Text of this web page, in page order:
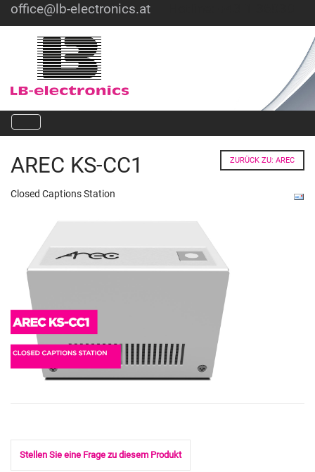
office@lb-electronics.at
ZURÜCK ZU: AREC
AREC KS-CC1
Closed Captions Station
Stellen Sie eine Frage zu diesem Produkt